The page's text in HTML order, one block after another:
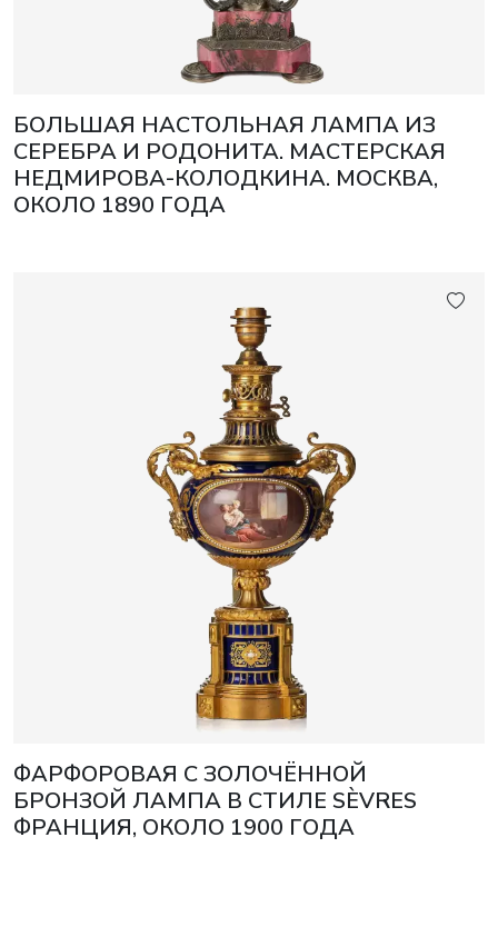
БОЛЬШАЯ НАСТОЛЬНАЯ ЛАМПА ИЗ
СЕРЕБРА И РОДОНИТА. МАСТЕРСКАЯ
НЕДМИРОВА-КОЛОДКИНА. МОСКВА,
ОКОЛО 1890 ГОДА
ФАРФОРОВАЯ С ЗОЛОЧЁННОЙ
БРОНЗОЙ ЛАМПА В СТИЛЕ SÈVRES
ФРАНЦИЯ, ОКОЛО 1900 ГОДА